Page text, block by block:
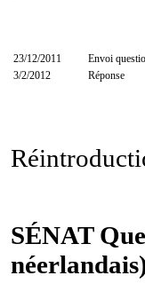
23/12/2011
Envoi
3/2/2012
Réponse
SÉNAT